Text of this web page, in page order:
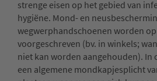
strenge eisen op het gebied van
hygiëne. Mond- en
wegwerphandschoenen worden
voorgeschreven (bv. in winkels;
niet kan worden aangehouden).
een algemene mondkapjesplicht